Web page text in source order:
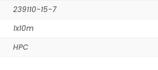
239110-15-7
1x10m
HPC